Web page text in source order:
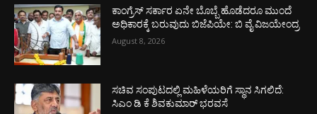
ಕಾಂಗ್ರೆಸ್ ಸರ್ಕಾರ ಏನೇ ಬೊಬ್ಬೆ ಹೊಡೆದರೂ ಮುಂದೆ
ಅಧಿಕಾರಕ್ಕೆ ಬರುವುದು ಬಿಜೆಪಿಯೇ: ಬಿ ವೈ ವಿಜಯೇಂದ್ರ
August 8, 2026
ಸಚಿವ ಸಂಪುಟದಲ್ಲಿ ಮಹಿಳೆಯರಿಗೆ ಸ್ಥಾನ ಸಿಗಲಿದೆ:
ಸಿಎಂ ಡಿ ಕೆ ಶಿವಕುಮಾರ್ ಭರವಸೆ